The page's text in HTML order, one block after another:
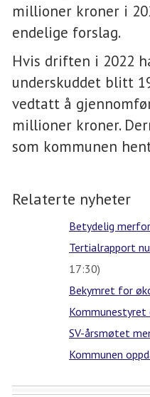
millioner kroner i
endelige forslag.
Hvis driften i 2022
underskuddet blitt
vedtatt å
millioner kroner.
som kommunen
Relaterte nyheter
Betydelig
Tertialrapport
17:30)
Bekymret for
SV-årsmøtet
Kommunen